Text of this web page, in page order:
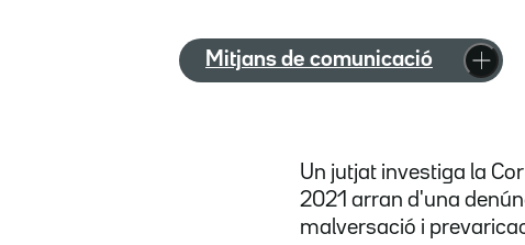
Mitjans de comunicació
Un jutjat investiga la
2021 arran d'una
malversació i